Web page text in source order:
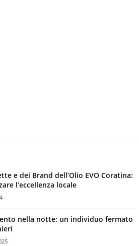
e dei Brand dell’Olio EVO Coratina:
l’eccellenza locale
nella notte: un individuo fermato